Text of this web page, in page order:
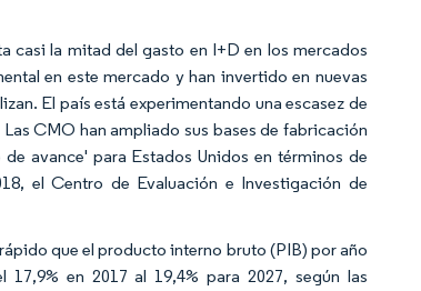
casi la mitad del gasto en I+D en los mercados
en este mercado y han invertido en nuevas
El país está experimentando una escasez de
CMO han ampliado sus bases de fabricación
avance' para Estados Unidos en términos de
el Centro de Evaluación e Investigación de
que el producto interno bruto (PIB) por año
en 2017 al 19,4% para 2027, según las